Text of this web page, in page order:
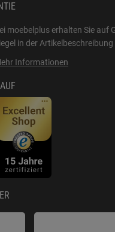
moebelplus erhalten Sie auf
in der Artikelbeschreibung
Informationen